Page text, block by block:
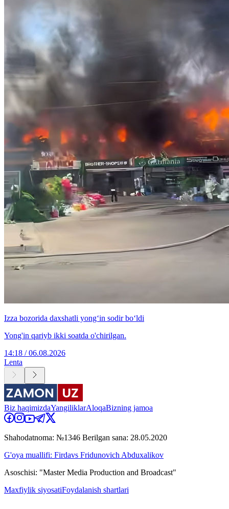
Izza bozorida daxshatli yong‘in sodir bo‘ldi
Yong'in qariyb ikki soatda o'chirilgan.
14:18 / 06.08.2026
Lenta
Biz haqimizdaYangiliklarAloqaBizning jamoa
Shahodatnoma: №1346 Berilgan sana: 28.05.2020
G'oya muallifi: Firdavs Fridunovich Abduxalikov
Asoschisi: "Master Media Production and Broadcast"
Maxfiylik siyosatiFoydalanish shartlari